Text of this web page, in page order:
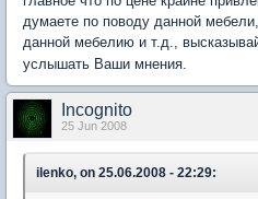
думаете по поводу данной
данной мебелию и т.д.,
услышать Ваши мнения.
Incognito
25 Jun 2008
ilenko, on 25.06.2008 - 22:29: